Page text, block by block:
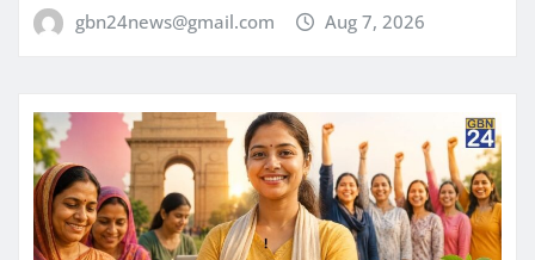
gbn24news@gmail.com Aug 7, 2026